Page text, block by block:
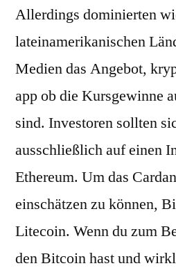
Allerdings dominierten
lateinamerikanischen
Medien das Angebot,
app ob die Kursgewinne
sind. Investoren sollten
ausschließlich auf einen
Ethereum. Um das
einschätzen zu können,
Litecoin. Wenn du zum
den Bitcoin hast und